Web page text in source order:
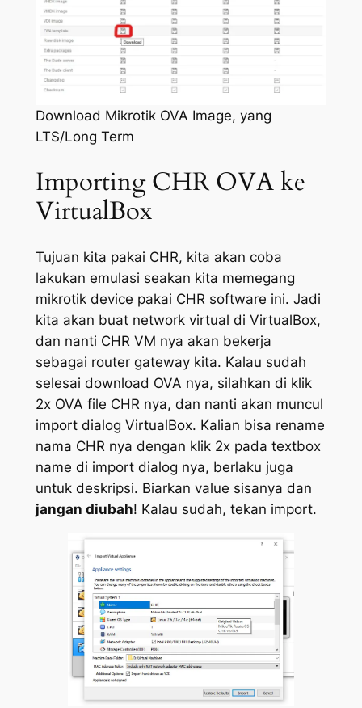
Download Mikrotik OVA Image, yang
LTS/Long Term
Importing CHR OVA ke
VirtualBox
Tujuan kita pakai CHR, kita akan coba
lakukan emulasi seakan kita memegang
mikrotik device pakai CHR software ini. Jadi
kita akan buat network virtual di VirtualBox,
dan nanti CHR VM nya akan bekerja
sebagai router gateway kita. Kalau sudah
selesai download OVA nya, silahkan di klik
2x OVA file CHR nya, dan nanti akan muncul
import dialog VirtualBox. Kalian bisa rename
nama CHR nya dengan klik 2x pada textbox
name di import dialog nya, berlaku juga
untuk deskripsi. Biarkan value sisanya dan
jangan diubah! Kalau sudah, tekan import.